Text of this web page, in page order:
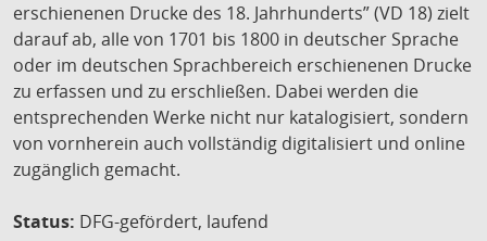
erschienenen Drucke des 18. Jahrhunderts” (VD 18) zielt
darauf ab, alle von 1701 bis 1800 in deutscher Sprache
oder im deutschen Sprachbereich erschienenen Drucke
zu erfassen und zu erschließen. Dabei werden die
entsprechenden Werke nicht nur katalogisiert, sondern
von vornherein auch vollständig digitalisiert und online
zugänglich gemacht.
Status: DFG-gefördert, laufend